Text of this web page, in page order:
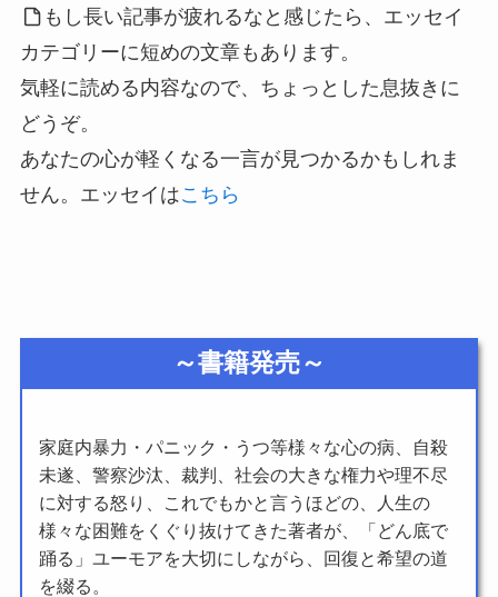
もし長い記事が疲れるなと感じたら、エッセイ
カテゴリーに短めの文章もあります。
気軽に読める内容なので、ちょっとした息抜きに
どうぞ。
あなたの心が軽くなる一言が見つかるかもしれま
せん。エッセイはこちら
～書籍発売～
家庭内暴力・パニック・うつ等様々な心の病、自殺
未遂、警察沙汰、裁判、社会の大きな権力や理不尽
に対する怒り、これでもかと言うほどの、人生の
様々な困難をくぐり抜けてきた著者が、「どん底で
踊る」ユーモアを大切にしながら、回復と希望の道
を綴る。